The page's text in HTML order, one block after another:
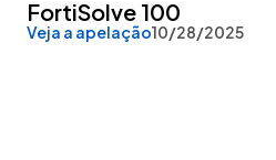
FortiSolve 100
Veja a apelação10/28/2025